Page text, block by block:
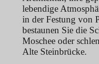
lebendige
in der Festung von
bestaunen Sie die
Moschee oder
Alte Steinbrücke.